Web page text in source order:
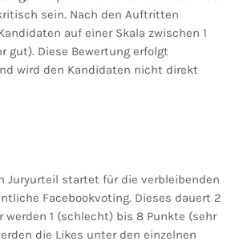
sein. Nach den Auftritten
auf einer Skala zwischen 1
gut). Diese Bewertung erfolgt
wird den Kandidaten nicht direkt
Juryurteil startet für die verbleibenden
Facebookvoting. Dieses dauert 2
werden 1 (schlecht) bis 8 Punkte (sehr
die Likes unter den einzelnen